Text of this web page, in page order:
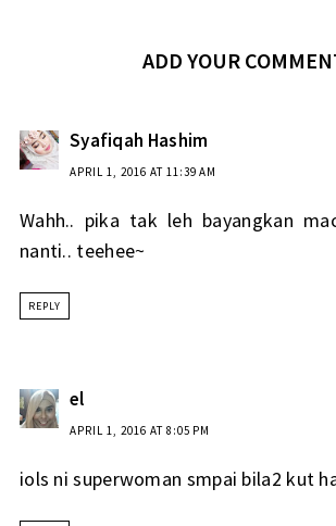
ADD YOUR
Syafiqah Hashim
APRIL 1, 2016 AT 11:39 AM
Wahh.. pika tak leh bayangkan
nanti.. teehee~
REPLY
el
APRIL 1, 2016 AT 8:05 PM
iols ni superwoman smpai bila2 kut